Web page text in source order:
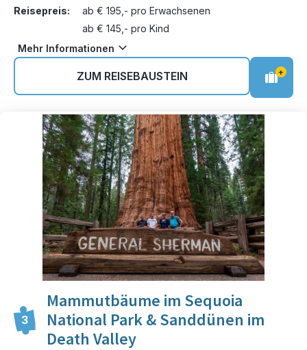
Reisepreis:
ab € 195,- pro Erwachsenen
ab € 145,- pro Kind
Mehr Informationen
ZUM REISEBAUSTEIN +
3
Mammutbäume im Sequoia
National Park & Sanddünen im
Death Valley